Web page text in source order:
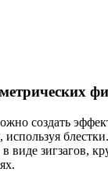
создать
используя
виде зигзагов,